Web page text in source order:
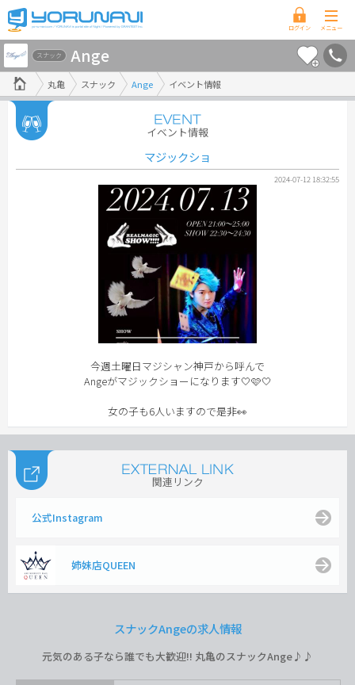
香
川
県
版
丸亀 スナック Ange イベント情報
スナック Ange
イベント情報
マジックショ
2024-07-12 18:32:55
今週土曜日マジシャン神戸から呼んで
Angeがマジックショーになります🤍🩷🤍
女の子も6人いますので是非👀
関連リンク
公式Instagram
姉妹店QUEEN
スナックAngeの求人情報
元気のある子なら誰でも大歓迎!! 丸亀のスナックAnge♪♪